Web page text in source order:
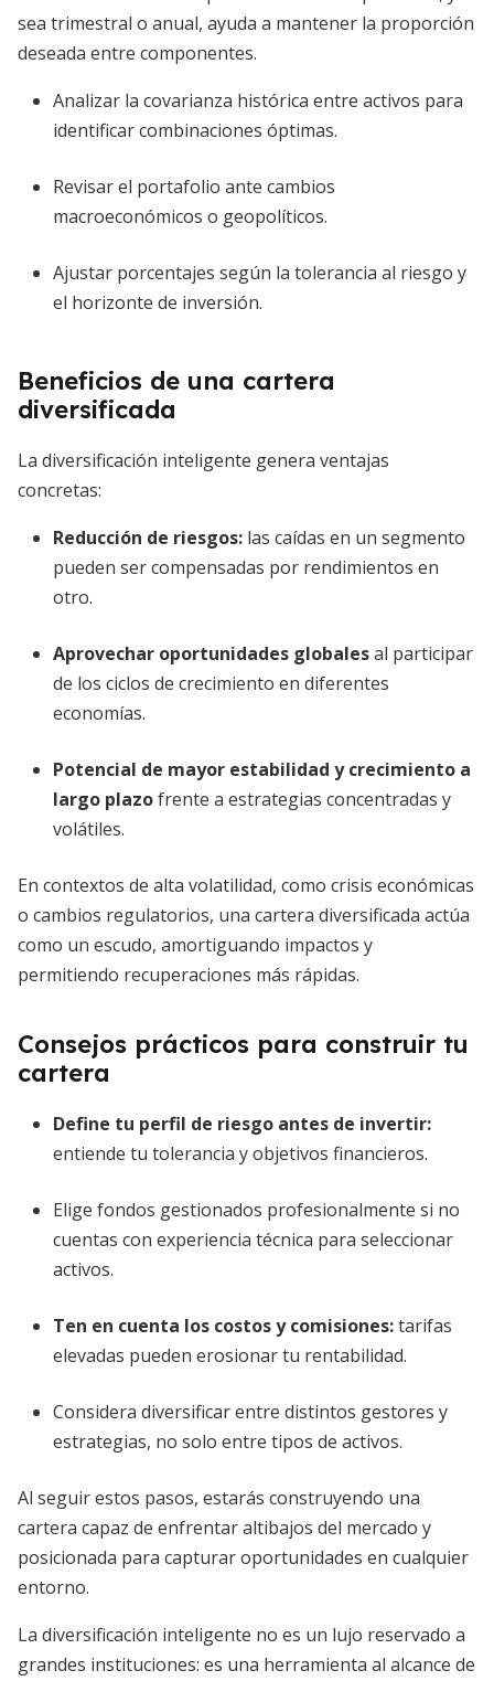
sea trimestral o anual, ayuda a mantener la proporción
deseada entre componentes.
Analizar la covarianza histórica entre activos para
identificar combinaciones óptimas.
Revisar el portafolio ante cambios
macroeconómicos o geopolíticos.
Ajustar porcentajes según la tolerancia al riesgo y
el horizonte de inversión.
Beneficios de una cartera
diversificada
La diversificación inteligente genera ventajas
concretas:
Reducción de riesgos: las caídas en un segmento
pueden ser compensadas por rendimientos en
otro.
Aprovechar oportunidades globalesal participar
de los ciclos de crecimiento en diferentes
economías.
Potencial de mayor estabilidad y crecimiento a
largo plazofrente a estrategias concentradas y
volátiles.
En contextos de alta volatilidad, como crisis económicas
o cambios regulatorios, una cartera diversificada actúa
como un escudo, amortiguando impactos y
permitiendo recuperaciones más rápidas.
Consejos prácticos para construir tu
cartera
Define tu perfil de riesgo antes de invertir:
entiende tu tolerancia y objetivos financieros.
Elige fondos gestionados profesionalmente si no
cuentas con experiencia técnica para seleccionar
activos.
Ten en cuenta los costos y comisiones:tarifas
elevadas pueden erosionar tu rentabilidad.
Considera diversificar entre distintos gestores y
estrategias, no solo entre tipos de activos.
Al seguir estos pasos, estarás construyendo una
cartera capaz de enfrentar altibajos del mercado y
posicionada para capturar oportunidades en cualquier
entorno.
La diversificación inteligente no es un lujo reservado a
grandes instituciones: es una herramienta al alcance de